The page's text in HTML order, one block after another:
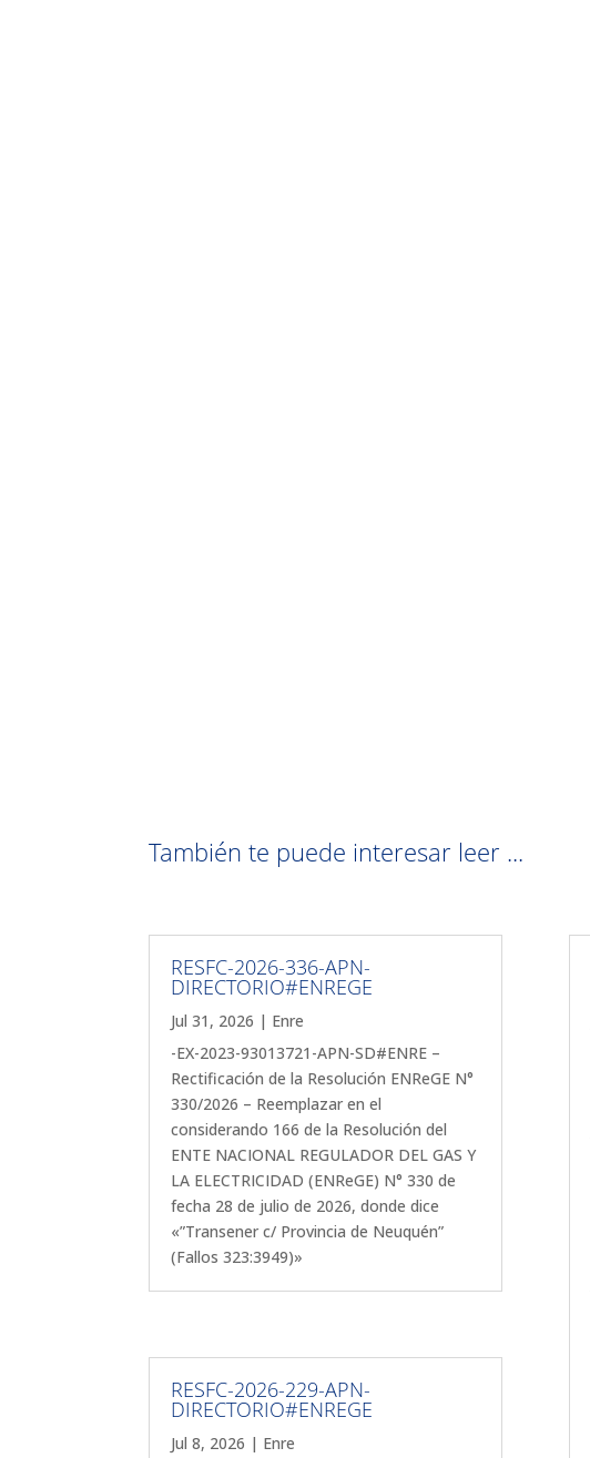
También te puede interesar leer ...
RESFC-2026-336-APN-
DIRECTORIO#ENREGE
Jul 31, 2026 | Enre
-EX-2023-93013721-APN-SD#ENRE –
Rectificación de la Resolución ENReGE N°
330/2026 – Reemplazar en el
considerando 166 de la Resolución del
ENTE NACIONAL REGULADOR DEL GAS Y
LA ELECTRICIDAD (ENReGE) N° 330 de
fecha 28 de julio de 2026, donde dice
«”Transener c/ Provincia de Neuquén”
(Fallos 323:3949)»
RESFC-2026-229-APN-
DIRECTORIO#ENREGE
Jul 8, 2026 | Enre